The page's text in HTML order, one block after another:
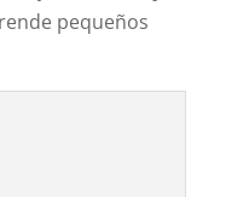
pequeños